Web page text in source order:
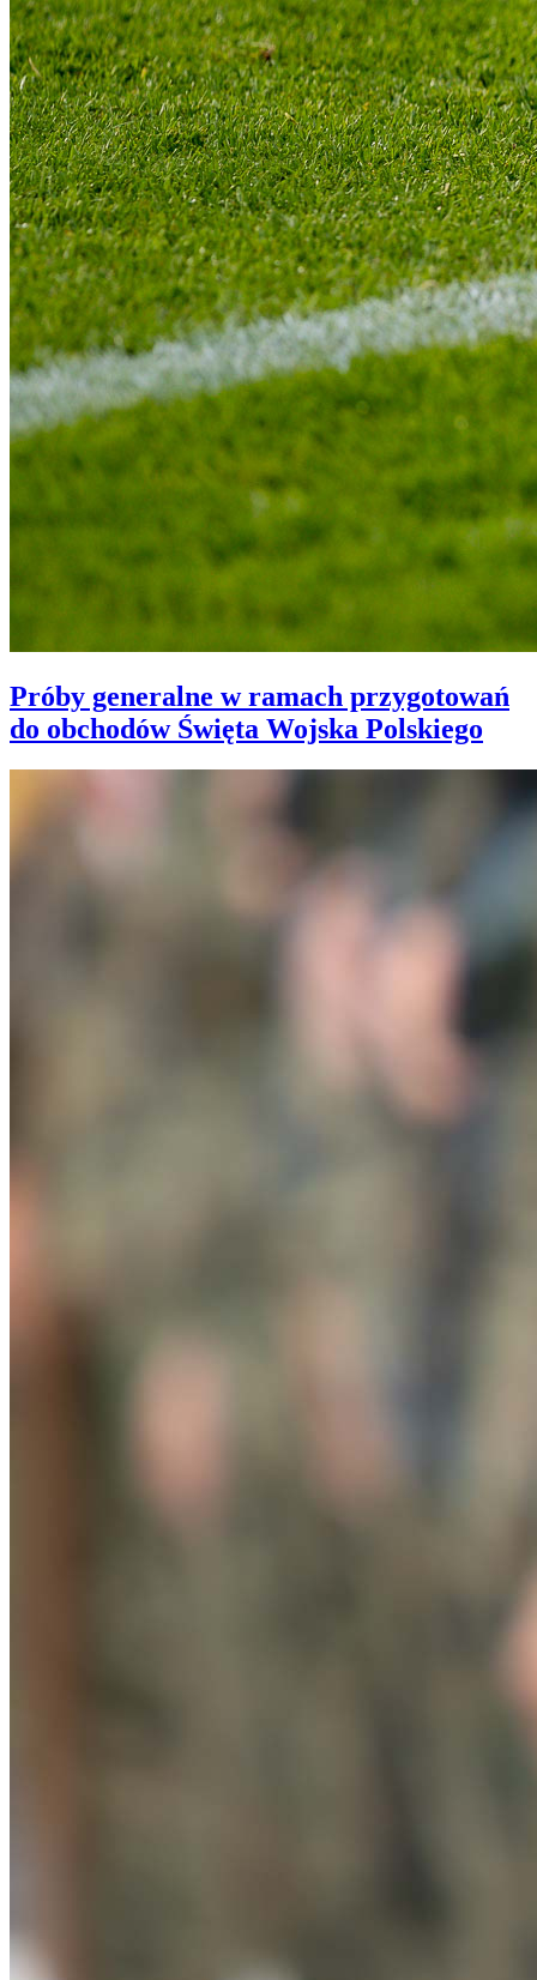
Próby generalne w ramach przygotowań
do obchodów Święta Wojska Polskiego